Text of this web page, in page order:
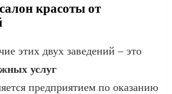
красоты от
этих двух заведений – это
услуг
предприятием по оказанию